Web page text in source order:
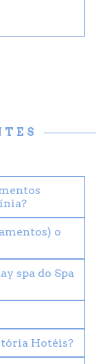
o
spa do Spa
Hotéis?